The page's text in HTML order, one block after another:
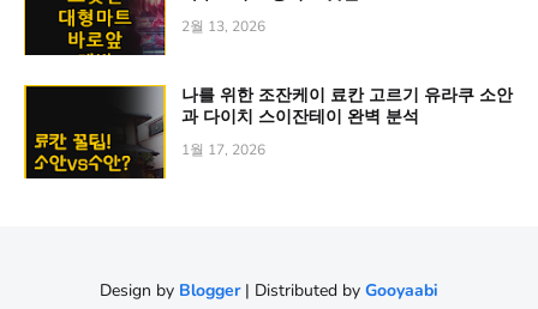
2월 13, 2026
나를 위한 조잔케이 료칸 고르기 유라쿠 소안
과 다이치 스이잔테이 완벽 분석
1월 17, 2026
Design by Blogger| Distributed by Gooyaabi